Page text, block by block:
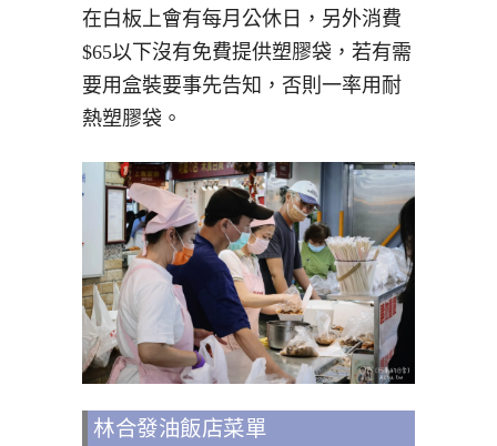
在白板上會有每月公休日，另外消費
$65以下沒有免費提供塑膠袋，若有需
要用盒裝要事先告知，否則一率用耐
熱塑膠袋。
林合發油飯店菜單